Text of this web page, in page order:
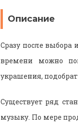
Описание
Сразу после выбора
времени можно
украшения,
Существует ряд
музыку. По мере